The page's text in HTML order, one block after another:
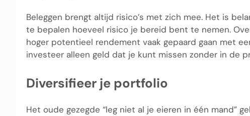
Beleggen brengt altijd risico’s met zich mee. Het is
te bepalen hoeveel risico je bereid bent te nemen.
hoger potentieel rendement vaak gepaard gaan met
investeer alleen geld dat je kunt missen zonder in de
Diversifieer je portfolio
Het oude gezegde “leg niet al je eieren in één mand”